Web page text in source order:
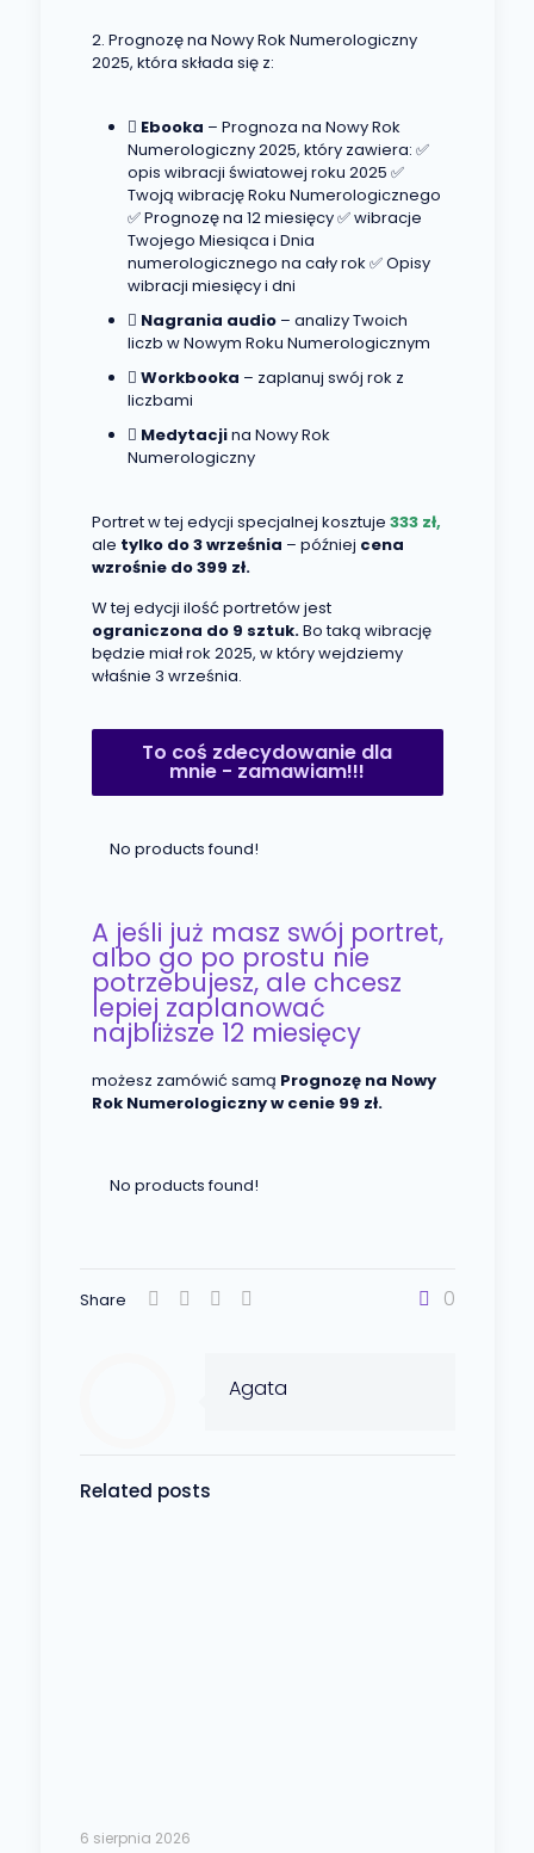
2. Prognozę na Nowy Rok Numerologiczny
2025, która składa się z:
Ebooka – Prognoza na Nowy Rok
Numerologiczny 2025, który zawiera: ✅
opis wibracji światowej roku 2025 ✅
Twoją wibrację Roku Numerologicznego
✅ Prognozę na 12 miesięcy ✅ wibracje
Twojego Miesiąca i Dnia
numerologicznego na cały rok ✅ Opisy
wibracji miesięcy i dni
Nagrania audio– analizy Twoich
liczb w Nowym Roku Numerologicznym
Workbooka – zaplanuj swój rok z
liczbami
Medytacjina Nowy Rok
Numerologiczny
Portret w tej edycji specjalnej kosztuje 333 zł,
ale tylko do 3 września – później cena
wzrośnie do 399 zł.
W tej edycji ilość portretów jest
ograniczona do 9 sztuk.Bo taką wibrację
będzie miał rok 2025, w który wejdziemy
właśnie 3 września.
To coś zdecydowanie dla
mnie - zamawiam!!!
No products found!
A jeśli już masz swój portret,
albo go po prostu nie
potrzebujesz, ale chcesz
lepiej zaplanować
najbliższe 12 miesięcy
możesz zamówić samą Prognozę na Nowy
Rok Numerologiczny w cenie 99 zł.
No products found!
Share 0
Agata
Related posts
6 sierpnia 2026